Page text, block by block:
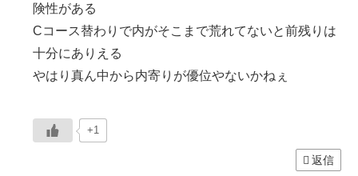
険性がある
Cコース替わりで内がそこまで荒れてないと前残りは
十分にありえる
やはり真ん中から内寄りが優位やないかねぇ
+1
返信